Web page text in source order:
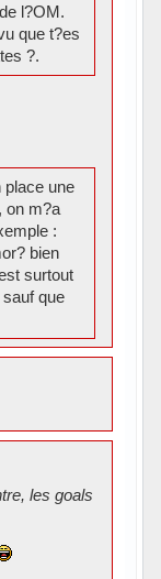
l?OM.
que t?es
?.
une
on m?a
:
bien
surtout
que
les goals